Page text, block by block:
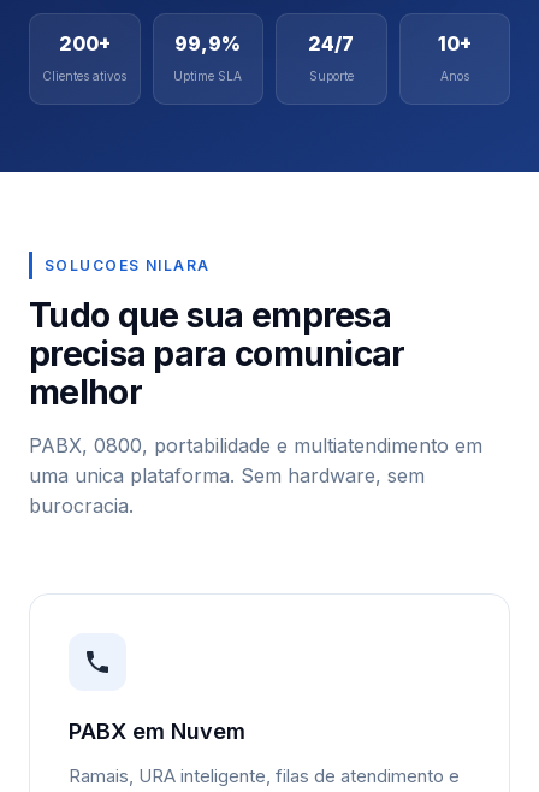
200+
Clientes ativos
99,9%
Uptime SLA
24/7
Suporte
10+
Anos
SOLUCOES NILARA
Tudo que sua empresa
precisa para comunicar
melhor
PABX, 0800, portabilidade e multiatendimento em
uma unica plataforma. Sem hardware, sem
burocracia.
PABX em Nuvem
Ramais, URA inteligente, filas de atendimento e